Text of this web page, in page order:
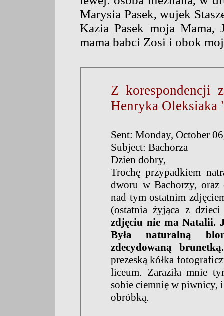
Marysia Pasek, wujek
Kazia Pasek moja Mama,
mama babci Zosi i obok
Z korespondencji
Henryka
Sent: Monday, October
Subject: Bachorza
Dzien dobry,
Trochę przypadkiem
dworu w Bachorzy, oraz
nad tym ostatnim
(ostatnia żyjąca z
zdjęciu nie ma Natalii.
Była naturalną
zdecydowaną
prezeską kółka
liceum. Zaraziła mnie
sobie ciemnię w piwnicy,
obróbką.